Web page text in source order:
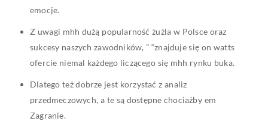
emocje.
Z uwagi mhh dużą popularność żużla w Polsce oraz
sukcesy naszych zawodników, ” “znajduje się on watts
ofercie niemal każdego liczącego się mhh rynku buka.
Dlatego też dobrze jest korzystać z analiz
przedmeczowych, a te są dostępne chociażby em
Zagranie.